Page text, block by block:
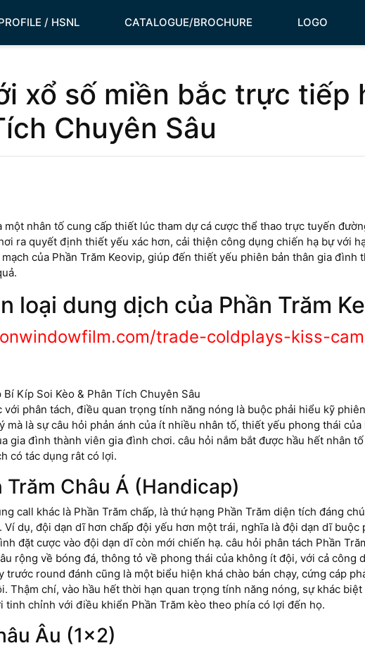
/ HSNL CATALOGUE/BROCHURE LOGO
xổ số miền bắc trực tiếp
Chuyên Sâu
nhân tố cung cấp thiết lúc tham dự cá cược thể thao trực tuyến
ra quyết định thiết yếu xác hơn, cải thiện công dụng chiến hạ bự với
của Phần Trăm Keovip, giúp đến thiết yếu phiên bản thân gia
loại dung dịch của Phần Trăm
trade-coldplays-kiss-
phân tách, điều quan trọng tính năng nóng là buộc phải hiểu kỹ
mà là sự câu hỏi phản ánh của ít nhiều nhân tố, thiết yếu phong thái
gia đình thành viên gia đình chơi. câu hỏi nắm bắt được hầu hết nhân
có tác dụng rât có lợi.
Châu Á (Handicap)
call khác là Phần Trăm chấp, là thứ hạng Phần Trăm diện tích đáng
dụ, đội dạn dĩ hơn chấp đội yếu hơn một trái, nghĩa là đội dạn dĩ buộc
đặt cược vào đội dạn dĩ còn mới chiến hạ. câu hỏi phân tách Phần
rộng về bóng đá, thông tỏ về phong thái của không ít đội, với cả công
trước round đánh cũng là một biểu hiện khá chào bán chạy, cứng cáp
Thậm chí, vào hầu hết thời hạn quan trọng tính năng nóng, sự khác
chỉnh với điều khiển Phần Trăm kèo theo phía có lợi đến họ.
Âu (1×2)